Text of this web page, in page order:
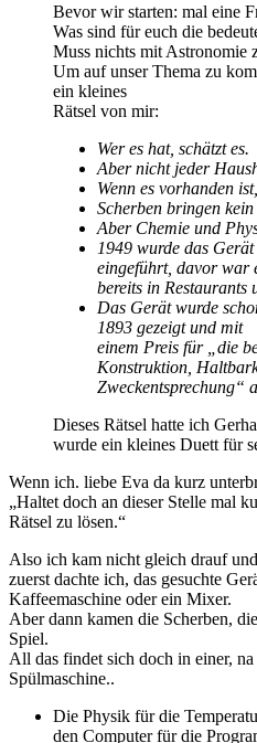
Bevor wir starten: mal eine
Was sind für euch die
Muss nichts mit Astronomie
Um auf unser Thema zu
ein kleines
Rätsel von mir:
Wer es hat, schätzt es.
Aber nicht jeder
Wenn es vorhanden
Scherben bringen
Aber Chemie und
1949 wurde das
eingeführt, davor war
bereits in Restaurants
Das Gerät wurde
1893 gezeigt und mit
einem Preis für „die
Konstruktion,
Zweckentsprechung“
Dieses Rätsel hatte ich
wurde ein kleines Duett für
Wenn ich. liebe Eva da kurz
„Haltet doch an dieser Stelle mal
Rätsel zu lösen.“
Also ich kam nicht gleich drauf
zuerst dachte ich, das gesuchte
Kaffeemaschine oder ein Mixer.
Aber dann kamen die Scherben,
Spiel.
All das findet sich doch in einer,
Spülmaschine..
Die Physik für die
den Computer für die